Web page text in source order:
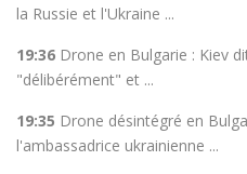
la Russie et l'Ukraine ...
19:36 Drone en Bulgarie : Kiev
"délibérément" et ...
19:35 Drone désintégré en
l'ambassadrice ukrainienne ...